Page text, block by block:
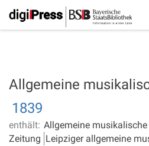
Allgemeine
1839
enthält: Allgemeine
Zeitung Leipziger allgemeine